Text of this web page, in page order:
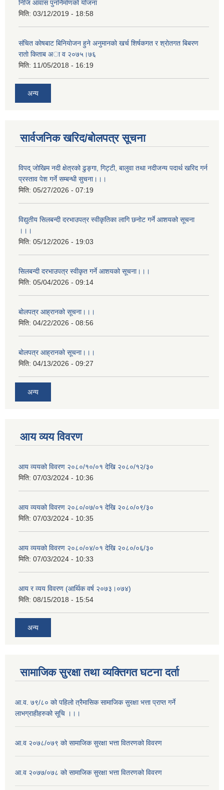
निजि आवास पुनर्निर्माणको योजना
मिति: 03/12/2019 - 18:58
संचित काेषबाट बिनियाेजन हुने अनुमानकाे खर्च शिर्षकगत र श्राेतगत बिबरण
राताे किताब अा‍ व २‍०७५।७६
मिति: 11/05/2018 - 16:19
अन्य
सार्वजनिक खरिद/बोलपत्र सूचना
विपद् जोखिम नदी क्षेत्रको ढुङ्गा, गिट्टी, बालुवा तथा नदीजन्य पदार्थ खरिद गर्न
प्रस्ताव पेश गर्ने सम्बन्धी सुचना।।।
मिति: 05/27/2026 - 07:19
विद्युतीय सिलबन्दी दरभाउपत्र स्वीकृतिका लागि छनोट गर्ने आशयको सूचना
।।।
मिति: 05/12/2026 - 19:03
सिलबन्दी दरभाउपत्र स्वीकृत गर्ने आशयको सूचना।।।
मिति: 05/04/2026 - 09:14
बोलपत्र आह्रानको सूचना।।।
मिति: 04/22/2026 - 08:56
बोलपत्र आह्रानको सूचना।।।
मिति: 04/13/2026 - 09:27
अन्य
आय व्यय विवरण
आय व्ययको विवरण २०८०/१०/०१ देखि २०८०/१२/३०
मिति: 07/03/2024 - 10:36
आय व्ययको विवरण २०८०/०७/०१ देखि २०८०/०९/३०
मिति: 07/03/2024 - 10:35
आय व्ययको विवरण २०८०/०४/०१ देखि २०८०/०६/३०
मिति: 07/03/2024 - 10:33
आय र व्यय विवरण (आर्थिक वर्ष २०७३।०७४)
मिति: 08/15/2018 - 15:54
अन्य
सामाजिक सुरक्षा तथा व्यक्तिगत घटना दर्ता
आ.व. ७९/८० को पहिलो त्रैमासिक सामाजिक सुरक्षा भत्ता प्राप्त गर्ने
लाभग्राहीहरुको सूचि ।।।
आ.व २०७८/०७९ को सामाजिक सुरक्षा भत्ता वितरणको विवरण
आ.व २०७७/०७८ को सामाजिक सुरक्षा भत्ता वितरणको विवरण